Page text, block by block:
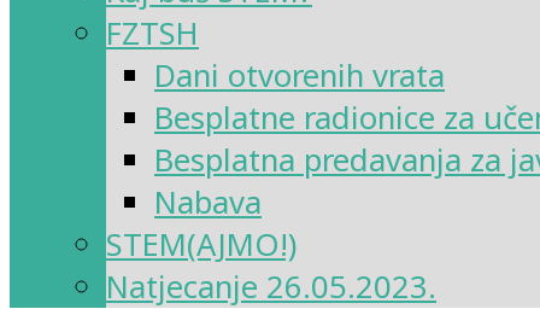
FZTSH
Dani otvorenih vrata
Besplatne radionice za
Besplatna predavanja za
Nabava
STEM(AJMO!)
Natjecanje 26.05.2023.